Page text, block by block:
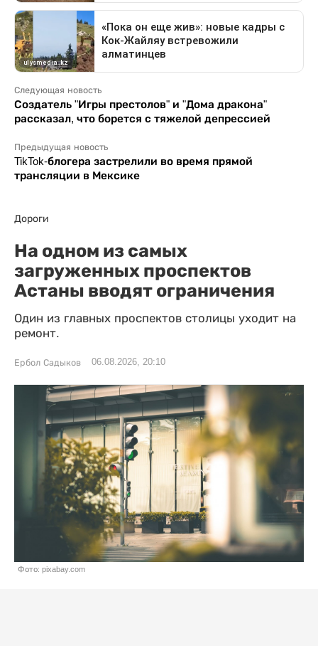
Следующая новость
Создатель "Игры престолов" и "Дома дракона"
рассказал, что борется с тяжелой депрессией
Предыдущая новость
TikTok-блогера застрелили во время прямой
трансляции в Мексике
Дороги
На одном из самых
загруженных проспектов
Астаны вводят ограничения
Один из главных проспектов столицы уходит на
ремонт.
Ербол Садыков 06.08.2026, 20:10
Фото: pixabay.com